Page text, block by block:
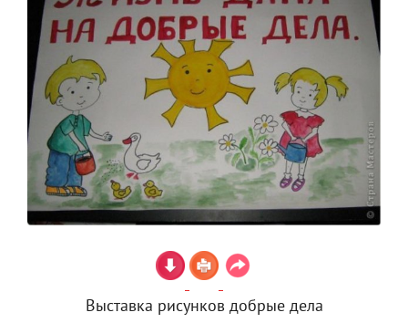
Выставка рисунков добрые дела